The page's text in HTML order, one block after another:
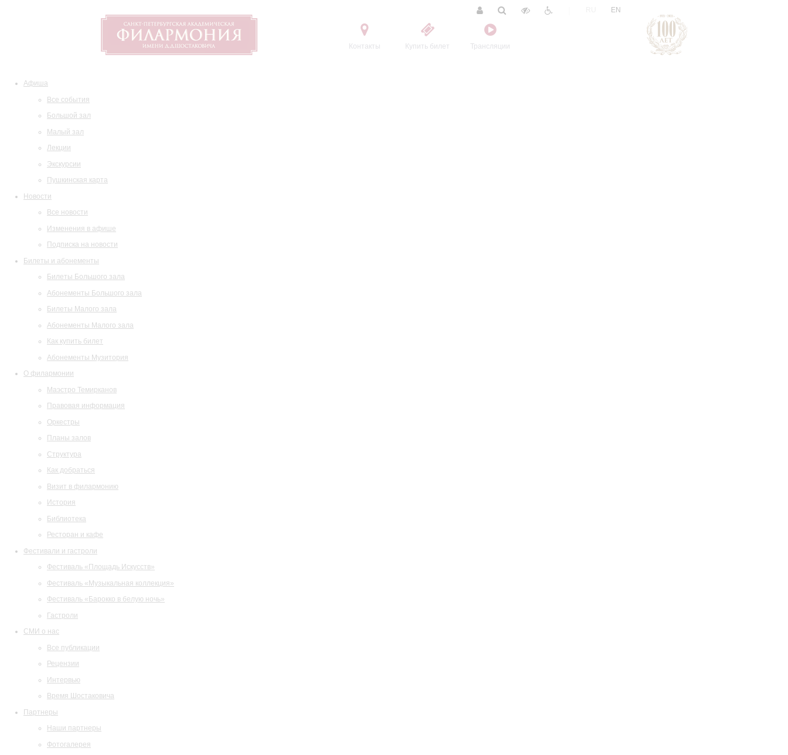
Контакты Купить билет Трансляции
EN
Афиша
Все события
Большой зал
Малый зал
Лекции
Экскурсии
Пушкинская карта
Новости
Все новости
Изменения в афише
Подписка на новости
Билеты и абонементы
Билеты Большого зала
Абонементы Большого зала
Билеты Малого зала
Абонементы Малого зала
Как купить билет
Абонементы Музитория
О филармонии
Маэстро Темирканов
Правовая информация
Оркестры
Планы залов
Структура
Как добраться
Визит в филармонию
История
Библиотека
Ресторан и кафе
Фестивали и гастроли
Фестиваль «Площадь Искусств»
Фестиваль «Музыкальная коллекция»
Фестиваль «Барокко в белую ночь»
Гастроли
СМИ о нас
Все публикации
Рецензии
Интервью
Время Шостаковича
Партнеры
Наши партнеры
Фотогалерея